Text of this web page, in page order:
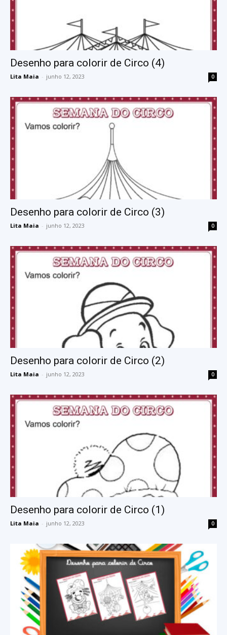
Desenho para colorir de Circo (4)
Lita Maia - junho 12, 2023 0
Desenho para colorir de Circo (3)
Lita Maia - junho 12, 2023 0
Desenho para colorir de Circo (2)
Lita Maia - junho 12, 2023 0
Desenho para colorir de Circo (1)
Lita Maia - junho 12, 2023 0